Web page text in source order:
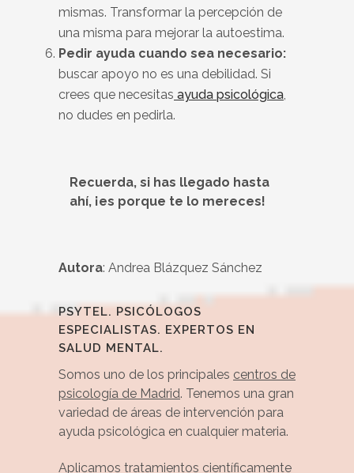
mismas. Transformar la percepción de
una misma para mejorar la autoestima.
Pedir ayuda cuando sea necesario:
buscar apoyo no es una debilidad. Si
crees que necesitas ayuda psicológica
no dudes en pedirla.
Recuerda, si has llegado hasta
ahí, ¡es porque te lo mereces!
Autora: Andrea Blázquez Sánchez
PSYTEL. PSICÓLOGOS
ESPECIALISTAS. EXPERTOS EN
SALUD MENTAL.
Somos uno de los principales centros de
psicología de Madrid. Tenemos una gran
variedad de áreas de intervención para
ayuda psicológica en cualquier materia.
Aplicamos tratamientos científicamente